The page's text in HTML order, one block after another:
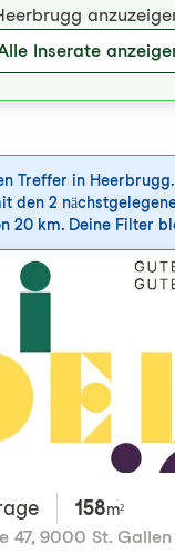
Inserate
Treffer in
den 2
20 km. Deine Filter
158m²
47, 9000 St. Gallen